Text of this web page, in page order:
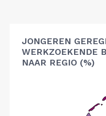
JONGEREN
WERKZOEKENDE
NAAR REGIO (%)